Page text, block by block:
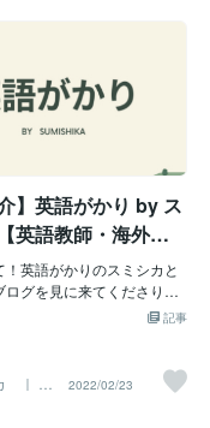
があっても間違った「や
がでません。私自身の経
言えます。大学時代に
論」を専攻しましたが、
のある英語学習の「やり
てはじめて目に見えた結果
行動して何も結果は出なか
す。では具体的に「やり
のか？「やり方」を知る上
ポイントがあったのでその
は軽く紹介したいと思い
で大切な２つの「やり
で結果を出す上で絶対に必
① 学習方法を「選ぶ」②
極める」まずは第１ステ
法を「選ぶ」ステップを踏
】英語がかり by ス
英語教師・海外営
英語がかりのスミシカと
ログを見に来てくださりあ
います！ココナラを始めた
前向き」
学習目的を見つける」ため
したいと思ったからです！
記事
英
2022/02/23